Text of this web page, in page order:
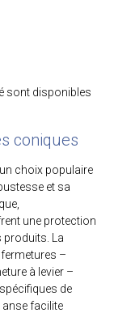
sont disponibles
coniques
choix populaire
et sa
une protection
produits. La
–
à levier –
de
anse facilite